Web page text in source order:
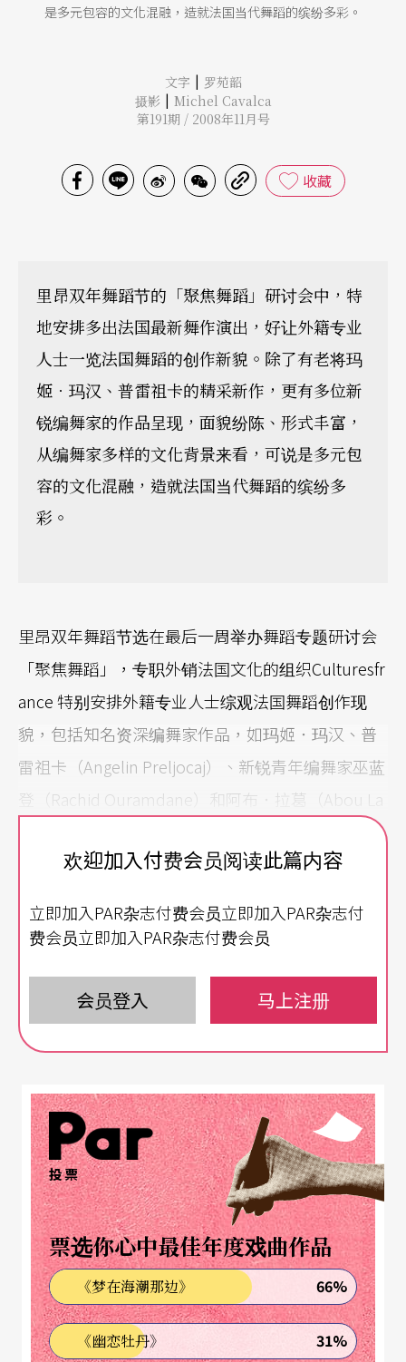
是多元包容的文化混融，造就法国当代舞蹈的缤纷多彩。
文字 | 罗苑韶
摄影 | Michel Cavalca
第191期 / 2008年11月号
收藏
里昂双年舞蹈节的「聚焦舞蹈」研讨会中，特
地安排多出法国最新舞作演出，好让外籍专业
人士一览法国舞蹈的创作新貌。除了有老将玛
姬．玛汉、普雷祖卡的精采新作，更有多位新
锐编舞家的作品呈现，面貌纷陈、形式丰富，
从编舞家多样的文化背景来看，可说是多元包
容的文化混融，造就法国当代舞蹈的缤纷多
彩。
里昂双年舞蹈节选在最后一周举办舞蹈专题研讨会
「聚焦舞蹈」，专职外销法国文化的组织Culturesfr
ance 特别安排外籍专业人士综观法国舞蹈创作现
貌，包括知名资深编舞家作品，如玛姬．玛汉、普
雷祖卡（Angelin Preljocaj）、新锐青年编舞家巫蓝
登（Rachid Ouramdane）和阿布．拉葛（Abou La
（Fabrice Lambert）、皮耶．李加尔（Pierre Riga
法文有上瘾的意思）。此时，Accrorap舞团编舞家
公布钦点他接任拉罗歇尔国家舞蹈中心总监。
嘻哈入舞已成主流
卡德．亚图得以进入国家编舞中心，显见法国正视
此舞蹈类型已成一主流，并鼓励协助发展。卡德．
亚图个人编舞及参加演出的《我们的小故事．达
康》受邀到里昂双年舞蹈节，这是一支愉快流畅的
年轻舞作。舞台底端有一跨越两侧的绳索，如同晒
衣绳，挂著衣服或灯火，从左至右缓慢移动。舞台
上没有固定道具，舞者偶尔抬出沙发、脚踏车、或
气球，搭配演出。另外，制造神奇效果的道具，则
欢迎加入付费会员阅读此篇内容
立即加入PAR杂志付费会员立即加入PAR杂志付
费会员立即加入PAR杂志付费会员
会员登入 马上注册
投票
票选你心中最佳年度戏曲作品
《梦在海潮那边》 66%
《幽恋牡丹》 31%